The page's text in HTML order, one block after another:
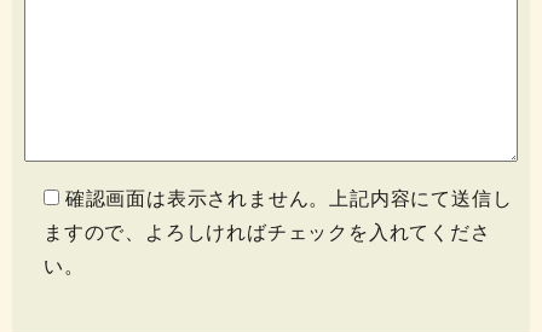
確認画面は表示されません。上記内容にて送信し
ますので、よろしければチェックを入れてくださ
い。